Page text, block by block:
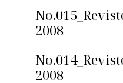
2008
2008